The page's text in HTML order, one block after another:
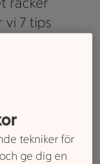
vi 7 tips
tekniker för
ge dig en